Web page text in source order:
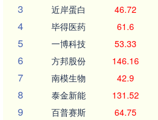
3 近岸蛋白 46.72
4 毕得医药 61.6
5 一博科技 53.33
6 方邦股份 146.16
7 南模生物 42.9
8 泰金新能 131.52
9 百普赛斯 64.75